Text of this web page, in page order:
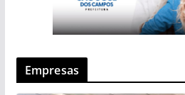
Empresas